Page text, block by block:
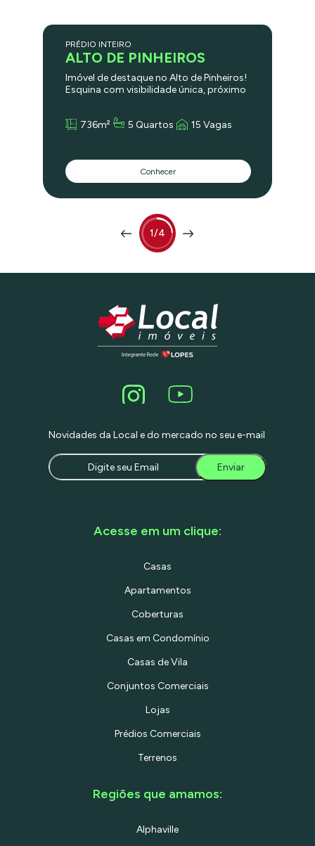
1/4
PRÉDIO INTEIRO
ALTO DE PINHEIROS
Imóvel de destaque no Alto de Pinheiros!
Esquina com visibilidade única, próximo
área construída em terreno de 736 m².
garagem Perfeito para escritórios,
agências, clínicas ou investimento.
Agende sua visita e surpreenda-se com
este imóvel diferenciado!
736m² 5 Quartos 15 Vagas
Conhecer
Novidades da Local e do mercado no seu e-mail
Enviar
Acesse em um clique:
Casas
Apartamentos
Coberturas
Casas em Condomínio
Casas de Vila
Conjuntos Comerciais
Lojas
Prédios Comerciais
Terrenos
Regiões que amamos:
Alphaville